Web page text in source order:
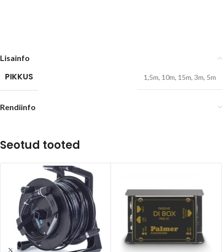
Lisainfo
PIKKUS 1,5m, 10m, 15m, 3m, 5m
Rendiinfo
Seotud tooted